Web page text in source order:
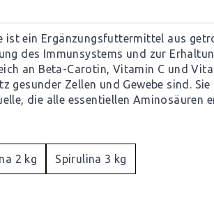
ist ein Ergänzungsfuttermittel aus
des Immunsystems und zur
an Beta-Carotin, Vitamin C und
gesunder Zellen und Gewebe sind. Sie
die alle essentiellen Aminosäuren
2 kg Spirulina 3 kg